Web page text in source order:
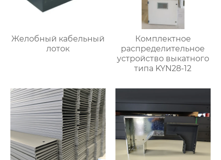
Желобный кабельный
лоток
Комплектное
распределительное
устройство выкатного
типа KYN28-12